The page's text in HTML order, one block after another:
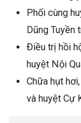
Phối cùng
Dũng Tuyền
Điều trị hồi
huyệt Nội
Chữa hụt
và huyệt Cự